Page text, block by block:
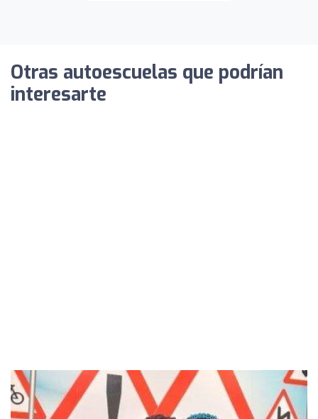
Otras autoescuelas que podrían
interesarte